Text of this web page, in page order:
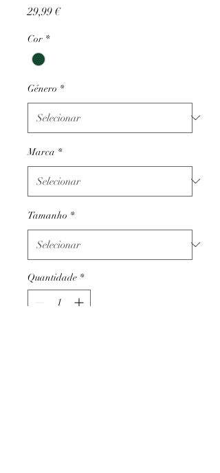
29,99 €Preço
Cor *
Género *
Marca *
Tamanho *
Quantidade *